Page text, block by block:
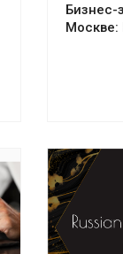
Бизнес-